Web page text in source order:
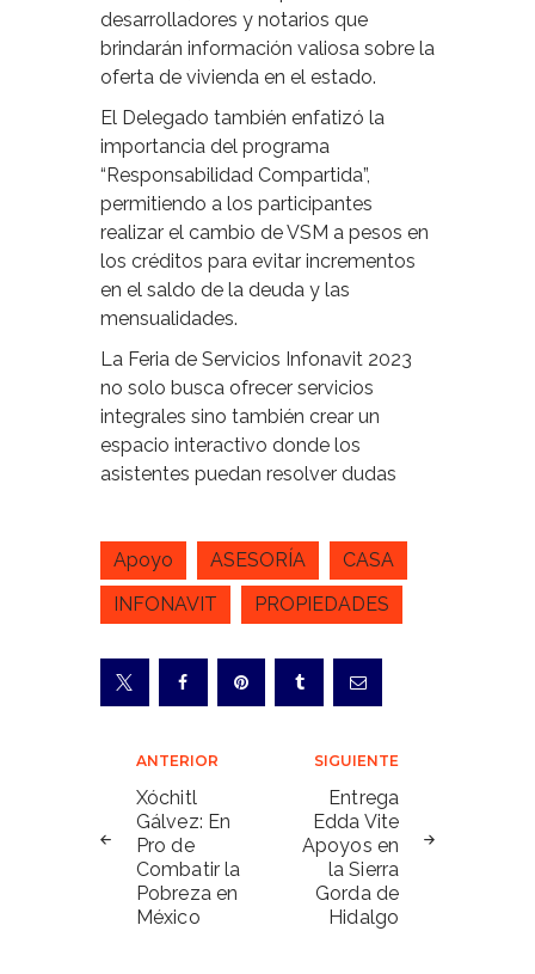
desarrolladores y notarios que
brindarán información valiosa sobre la
oferta de vivienda en el estado.
El Delegado también enfatizó la
importancia del programa
“Responsabilidad Compartida”,
permitiendo a los participantes
realizar el cambio de VSM a pesos en
los créditos para evitar incrementos
en el saldo de la deuda y las
mensualidades.
La Feria de Servicios Infonavit 2023
no solo busca ofrecer servicios
integrales sino también crear un
espacio interactivo donde los
asistentes puedan resolver dudas
Apoyo ASESORÍA
CASA
INFONAVIT
PROPIEDADES
Navegación
de
entradas
ANTERIOR
Xóchitl
Gálvez: En
Pro de
Combatir la
Pobreza en
México
SIGUIENTE
Entrega
Edda Vite
Apoyos en
la Sierra
Gorda de
Hidalgo